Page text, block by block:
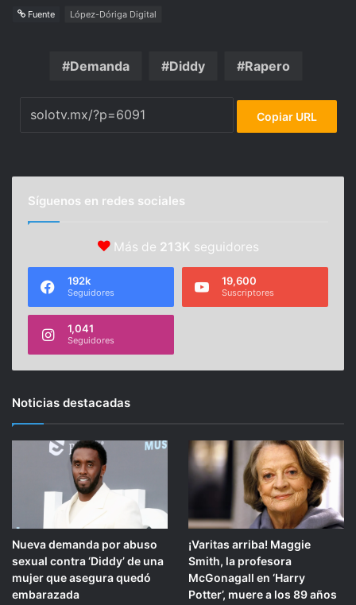
Fuente López-Dóriga Digital
Demanda Diddy Rapero
Copiar URL
Síguenos en redes sociales
Más de 213K seguidores
192k
Seguidores
19,600
Suscriptores
1,041
Seguidores
Noticias destacadas
Nueva demanda por abuso
sexual contra ‘Diddy’ de una
mujer que asegura quedó
embarazada
¡Varitas arriba! Maggie
Smith, la profesora
McGonagall en ‘Harry
Potter’, muere a los 89 años